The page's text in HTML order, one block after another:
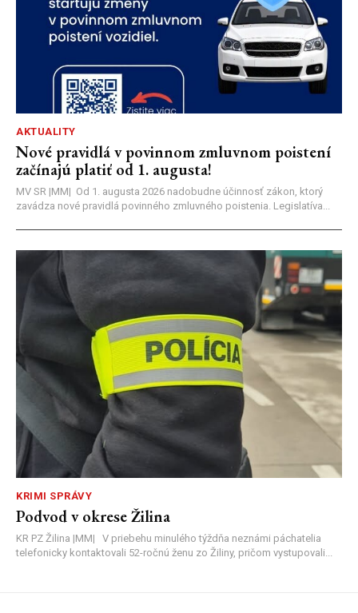
AKTUALITY
Nové pravidlá v povinnom zmluvnom poistení
začínajú platiť od 1. augusta!
MV SR |MM| Od 1. augusta 2026 nadobudne účinnosť zákon, ktorý
zavádza nové pravidlá povinného zmluvného poistenia. Legislatíva...
KRIMI SPRÁVY
Podvod v okrese Žilina
KR PZ Žilina |MM| V priebehu minulého týždňa neznámi páchatelia
telefonicky kontaktovali 52-ročnú ženu zo Žiliny, pričom vystupovali...